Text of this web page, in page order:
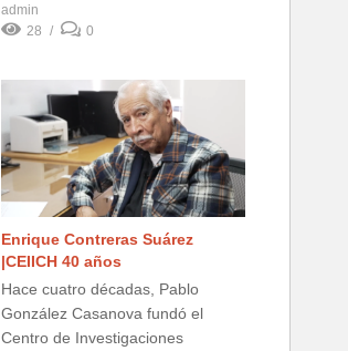
admin
28
0
Enrique Contreras Suárez
|CEIICH 40 años
Hace cuatro décadas, Pablo
González Casanova fundó el
Centro de Investigaciones